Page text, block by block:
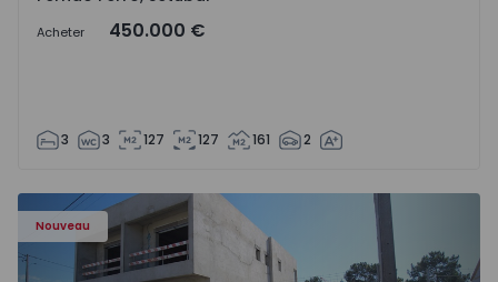
Acheter 450.000 €
3 3 127 127 161 2
Nouveau
Maison Jumelée T3 Seixal, Pinhal General - 1574940 - 2